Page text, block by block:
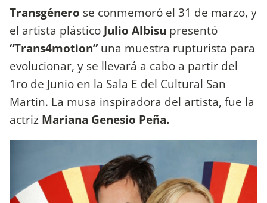
Transgénero se conmemoró el 31 de marzo, y
el artista plástico Julio Albisu presentó
“Trans4motion”una muestra rupturista para
evolucionar, y se llevará a cabo a partir del
1ro de Junio en la Sala E del Cultural San
Martin. La musa inspiradora del artista, fue la
actriz Mariana Genesio Peña.